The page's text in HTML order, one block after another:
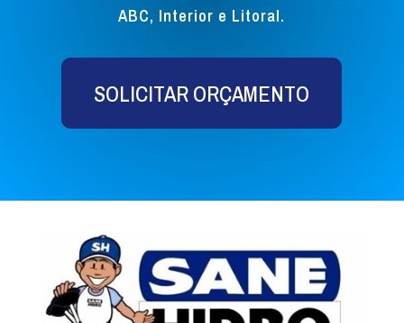
ABC, Interior e Litoral.
SOLICITAR ORÇAMENTO